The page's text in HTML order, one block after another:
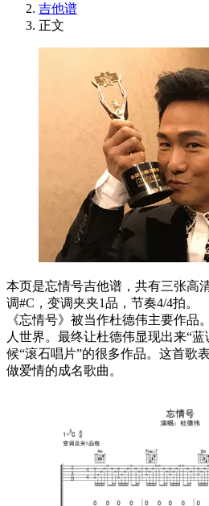
吉他谱
正文
本页是忘情号吉他谱，共有三张高
调#C，变调夹夹1品，节奏4/4拍。
《忘情号》被当作杜德伟主要作品
人世界。最终让杜德伟显现出来“
候“滚石唱片”的很多作品。这首歌
做爱情的成名歌曲。